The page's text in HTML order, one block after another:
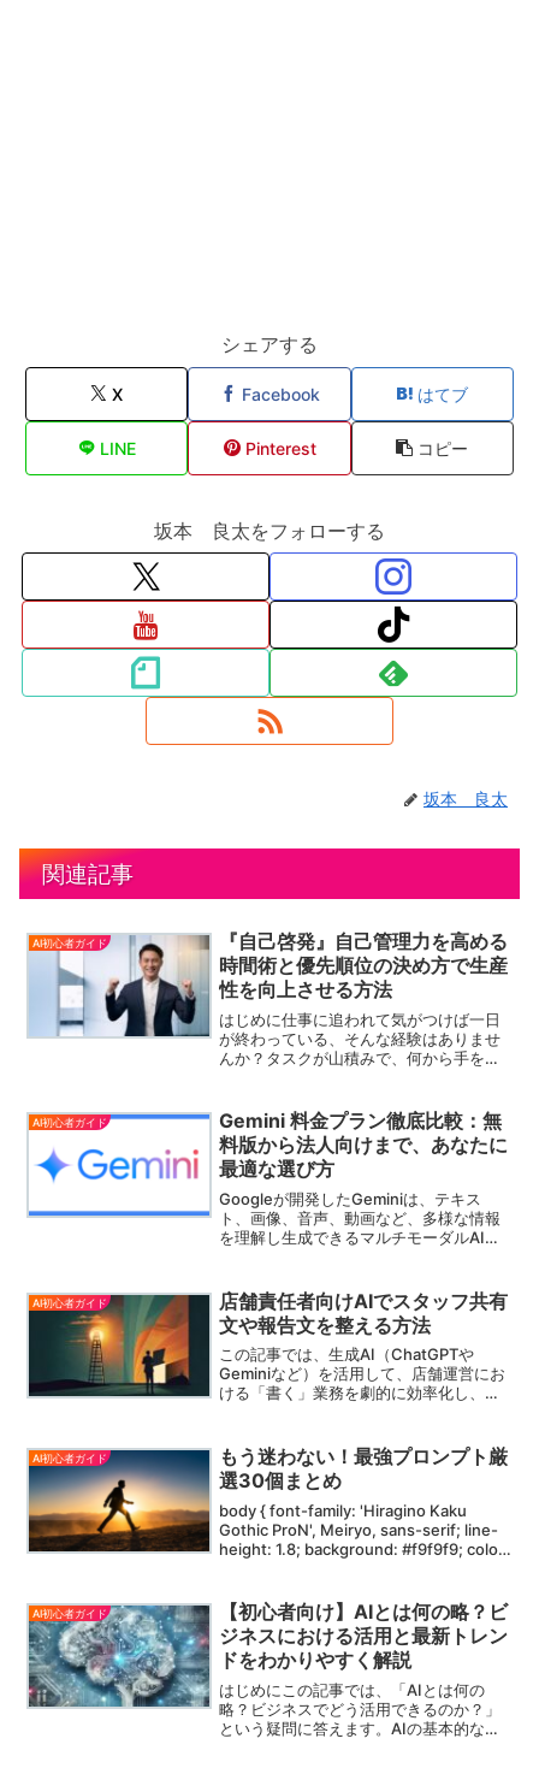
シェアする
X Facebook はてブ
LINE Pinterest コピー
坂本 良太をフォローする
坂本 良太
関連記事
AI初心者ガイド
『自己啓発』自己管理力を高める
時間術と優先順位の決め方で生産
性を向上させる方法
はじめに仕事に追われて気がつけば一日
が終わっている、そんな経験はありませ
んか？タスクが山積みで、何から手をつ
が、自己管理力を高めるための時間術と
優先順位の決め方です。本記...
AI初心者ガイド
Gemini 料金プラン徹底比較：無
料版から法人向けまで、あなたに
最適な選び方
Googleが開発したGeminiは、テキス
ト、画像、音声、動画など、多様な情報
を理解し生成できるマルチモーダルAIで
ざまなタスクを効率化します。Gemini
は、Googleの長年にわたるAI研究の集大
成であり、特に大規模言語モデル
（LLM）の分野で最先端の性能を誇りま
す。その進化は目覚ましく、より自然で
人間らしい対話、複雑な問題解決、創造
AI初心者ガイド
店舗責任者向けAIでスタッフ共有
文や報告文を整える方法
この記事では、生成AI（ChatGPTや
Geminiなど）を活用して、店舗運営にお
ける「書く」業務を劇的に効率化し、か
いう「優秀な副店長」を手に入れ、クリ
エイティブな店舗づくりに専念できるよ
うになるでしょう。
AI初心者ガイド
もう迷わない！最強プロンプト厳
選30個まとめ
body { font-family: 'Hiragino Kaku
Gothic ProN', Meiryo, sans-serif; line-
height: 1.8; background: #f9f9f9; color:
AI初心者ガイド
【初心者向け】AIとは何の略？ビ
ジネスにおける活用と最新トレン
ドをわかりやすく解説
はじめにこの記事では、「AIとは何の
略？ビジネスでどう活用できるのか？」
という疑問に答えます。AIの基本的な仕